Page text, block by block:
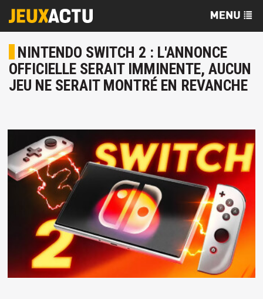
NINTENDO SWITCH 2 : L'ANNONCE
OFFICIELLE SERAIT IMMINENTE, AUCUN
JEU NE SERAIT MONTRÉ EN REVANCHE